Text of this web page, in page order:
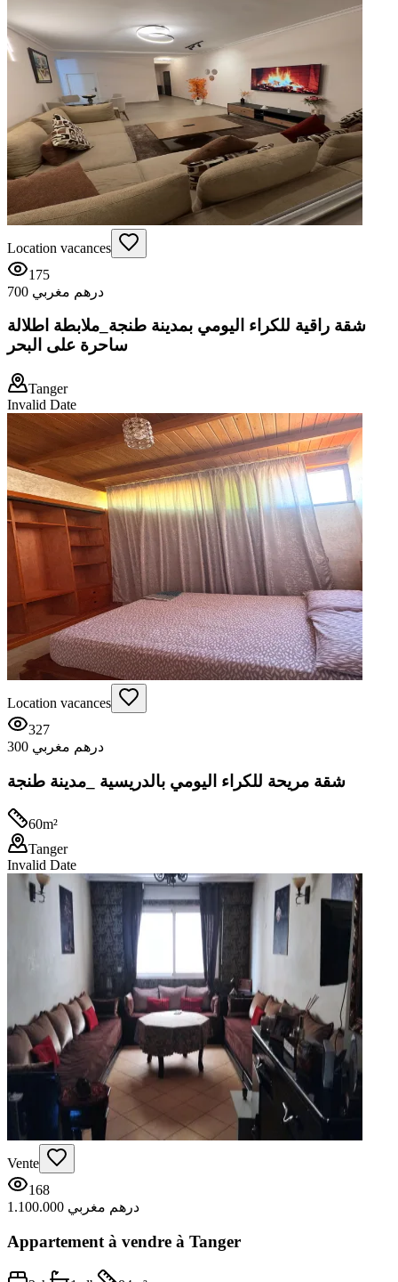
Location vacances
175
700 درهم مغربي
شقة راقية للكراء اليومي بمدينة طنجة_ملابطة اطلالة
ساحرة على البحر
Tanger
Invalid Date
Location vacances
327
300 درهم مغربي
شقة مريحة للكراء اليومي بالدريسية _مدينة طنجة
60m²
Tanger
Invalid Date
Vente
168
1.100.000 درهم مغربي
Appartement à vendre à Tanger